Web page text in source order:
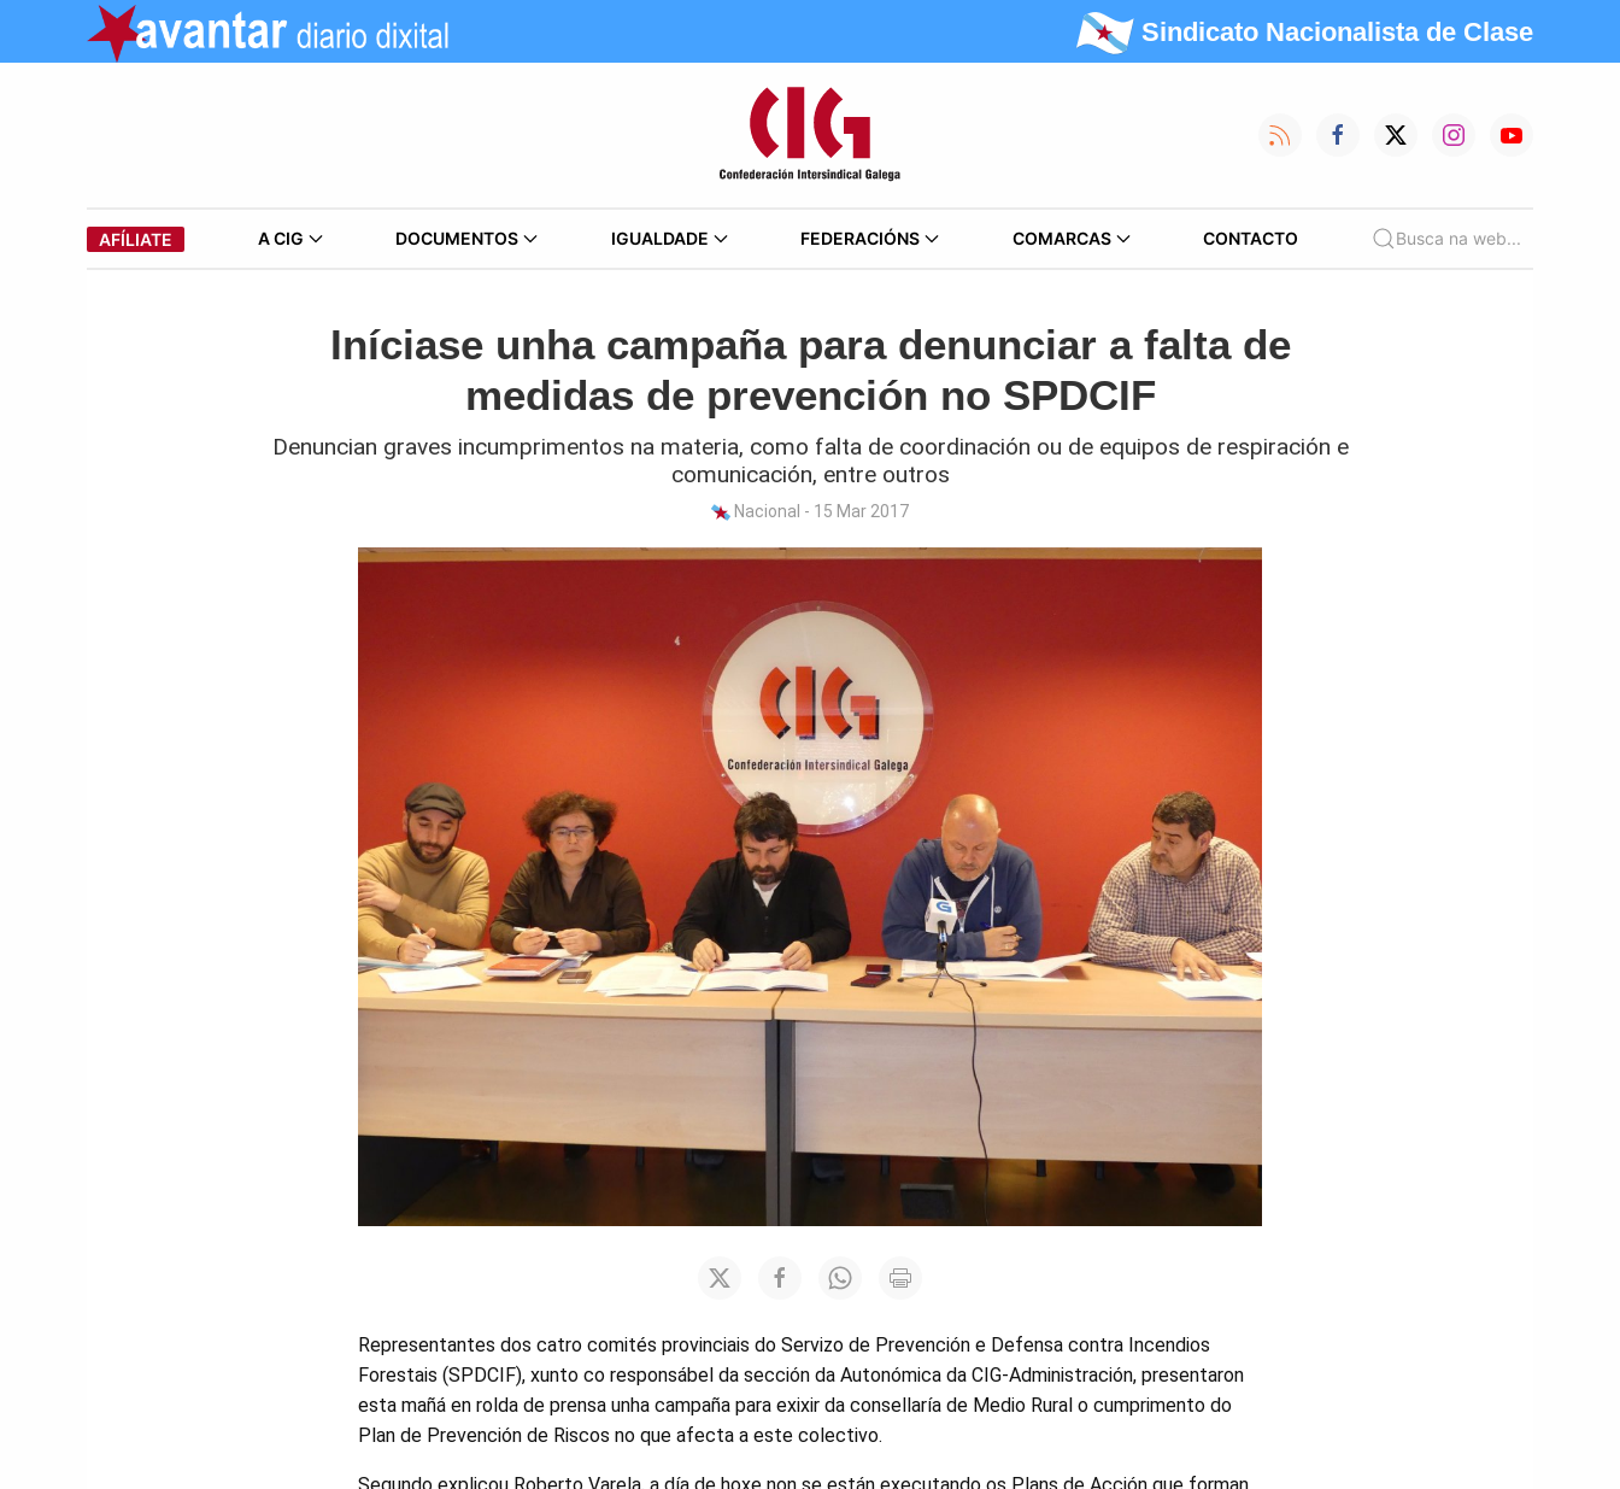
Sindicato Nacionalista de Clase
AFÍLIATE A CIG DOCUMENTOS IGUALDADE FEDERACIÓNS COMARCAS CONTACTO Busca na web...
Iníciase unha campaña para denunciar a falta de
medidas de prevención no SPDCIF
Denuncian graves incumprimentos na materia, como falta de coordinación ou de equipos de respiración e
comunicación, entre outros
Nacional - 15 Mar 2017
Representantes dos catro comités provinciais do Servizo de Prevención e Defensa contra Incendios
Forestais (SPDCIF), xunto co responsábel da sección da Autonómica da CIG-Administración, presentaron
esta mañá en rolda de prensa unha campaña para exixir da consellaría de Medio Rural o cumprimento do
Plan de Prevención de Riscos no que afecta a este colectivo.
Segundo explicou Roberto Varela, a día de hoxe non se están executando os Plans de Acción que forman